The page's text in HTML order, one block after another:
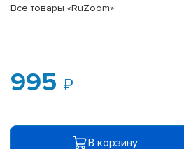
Все товары «RuZoom»
995
В корзину